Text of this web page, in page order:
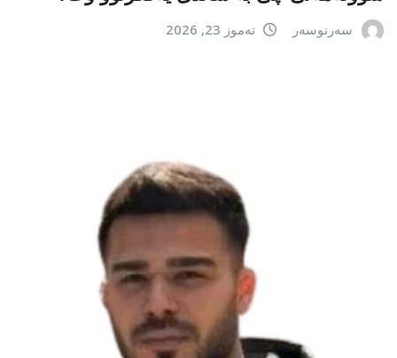
سەرنوسەر تەموز 23, 2026